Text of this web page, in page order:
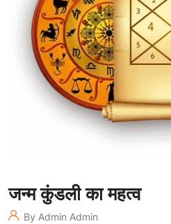
जन्म कुंडली का महत्व
By Admin Admin